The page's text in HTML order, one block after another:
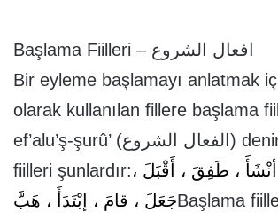
Başlama Fiilleri – افعال الشروع
Bir eyleme başlamayı anlatmak
olarak kullanılan fillere başlama
ef’alu’ş-şurû’ (الفعال الشروع) denir.Başlama
fiilleri şunlardır:، طَفِقَ ، أَقْبَلَ ،
جَعَلَ ، قامَ ، إبْتَدَأَ ، هَبَّBaşlama